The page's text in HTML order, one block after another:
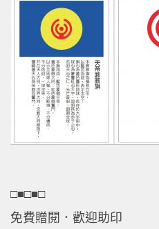
□■□■□
免費贈閱．歡迎助印